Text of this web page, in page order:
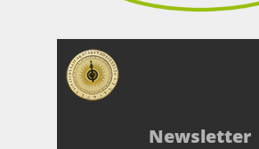
Newsletter